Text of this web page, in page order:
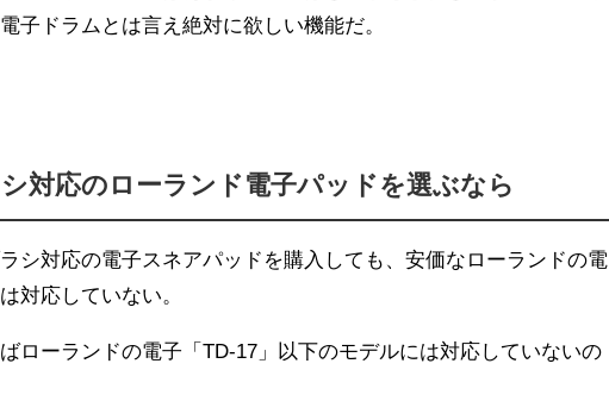
子ドラムとは言え絶対に欲しい機能だ。
対応のローランド電子パッドを選ぶなら
シ対応の電子スネアパッドを購入しても、安価なローランドの電
対応していない。
ローランドの電子「TD-17」以下のモデルには対応していないの